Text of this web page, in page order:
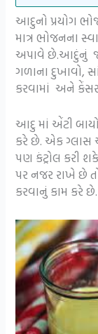
આદુનો પ્રયોગ
માત્ર ભોજનના
અપાવે છે.આદુંનું
ગળાના દુખાવો,
કરવામાં અને કેંસર
આદુ માં એંટી
કરે છે. એક ગ્લાસ
પણ કંટ્રોલ
પર નજર રાખે છે
કરવાનું કામ કરે છે.